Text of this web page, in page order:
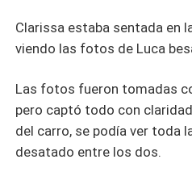
le encantaba su ambición y
valentía.
Clarissa estaba sentada en
viendo las fotos de Luca
Las fotos fueron tomadas
pero captó todo con
del carro, se podía ver toda
desatado entre los dos.